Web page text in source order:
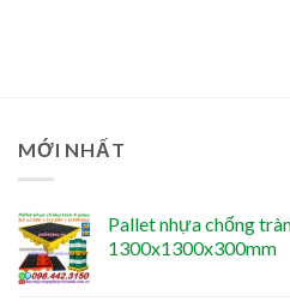
MỚI NHẤT
Pallet nhựa chống
1300x1300x300mm